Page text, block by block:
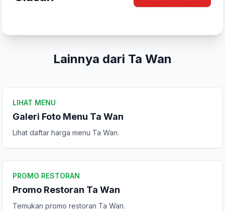
Lainnya dari Ta Wan
LIHAT MENU
Galeri Foto Menu Ta Wan
Lihat daftar harga menu Ta Wan.
PROMO RESTORAN
Promo Restoran Ta Wan
Temukan promo restoran Ta Wan.
Tulis Ulasan
Peringkat Anda
Komentar Anda